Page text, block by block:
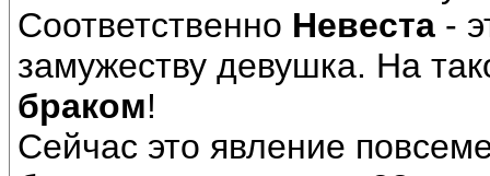
Соответственно Невеста -
замужеству девушка. На
браком!
Сейчас это явление